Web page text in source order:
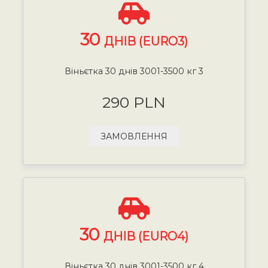
30 ДНІВ (EURO3)
Віньєтка 30 днів 3001-3500 кг 3
290 PLN
ЗАМОВЛЕННЯ
30 ДНІВ (EURO4)